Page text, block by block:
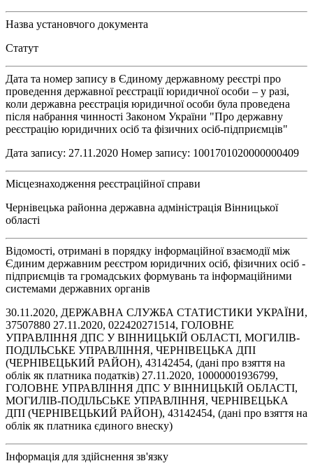
Назва установчого документа
Статут
Дата та номер запису в Єдиному державному реєстрі про
проведення державної реєстрації юридичної особи – у разі,
коли державна реєстрація юридичної особи була проведена
після набрання чинності Законом України "Про державну
реєстрацію юридичних осіб та фізичних осіб-підприємців"
Дата запису: 27.11.2020 Номер запису: 1001701020000000409
Місцезнаходження реєстраційної справи
Чернівецька районна державна адміністрація Вінницької
області
Відомості, отримані в порядку інформаційної взаємодії між
Єдиним державним реєстром юридичних осіб, фізичних осіб -
підприємців та громадських формувань та інформаційними
системами державних органів
30.11.2020, ДЕРЖАВНА СЛУЖБА СТАТИСТИКИ УКРАЇНИ,
37507880 27.11.2020, 022420271514, ГОЛОВНЕ
УПРАВЛІННЯ ДПС У ВІННИЦЬКІЙ ОБЛАСТІ, МОГИЛІВ-
ПОДІЛЬСЬКЕ УПРАВЛІННЯ, ЧЕРНІВЕЦЬКА ДПІ
(ЧЕРНІВЕЦЬКИЙ РАЙОН), 43142454, (дані про взяття на
облік як платника податків) 27.11.2020, 10000001936799,
ГОЛОВНЕ УПРАВЛІННЯ ДПС У ВІННИЦЬКІЙ ОБЛАСТІ,
МОГИЛІВ-ПОДІЛЬСЬКЕ УПРАВЛІННЯ, ЧЕРНІВЕЦЬКА
ДПІ (ЧЕРНІВЕЦЬКИЙ РАЙОН), 43142454, (дані про взяття на
облік як платника єдиного внеску)
Інформація для здійснення зв'язку